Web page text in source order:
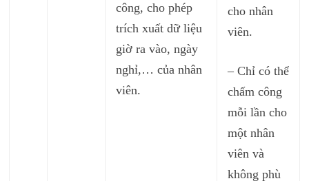
công, cho phép
trích xuất dữ liệu
giờ ra vào, ngày
nghỉ,… của nhân
viên.
cho nhân
viên.
– Chỉ có thể
chấm công
mỗi lần cho
một nhân
viên và
không phù